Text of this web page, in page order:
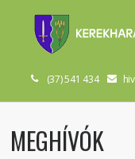
(37) 541 434
MEGHÍVÓK